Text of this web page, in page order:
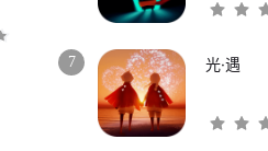
7 光·遇